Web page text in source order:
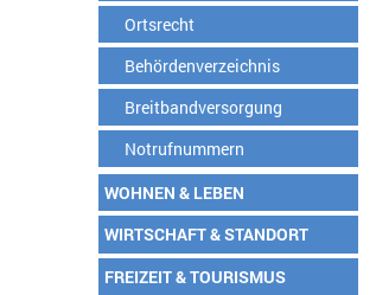
Ortsrecht
Behördenverzeichnis
Breitbandversorgung
Notrufnummern
WOHNEN & LEBEN
WIRTSCHAFT & STANDORT
FREIZEIT & TOURISMUS